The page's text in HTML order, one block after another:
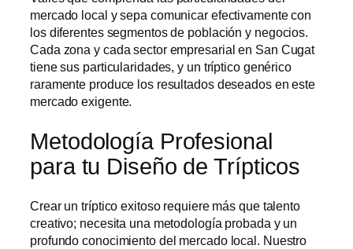
mercado local y sepa comunicar efectivamente con
los diferentes segmentos de población y negocios.
Cada zona y cada sector empresarial en San Cugat
tiene sus particularidades, y un tríptico genérico
raramente produce los resultados deseados en este
mercado exigente.
Metodología Profesional
para tu Diseño de Trípticos
Crear un tríptico exitoso requiere más que talento
creativo; necesita una metodología probada y un
profundo conocimiento del mercado local. Nuestro